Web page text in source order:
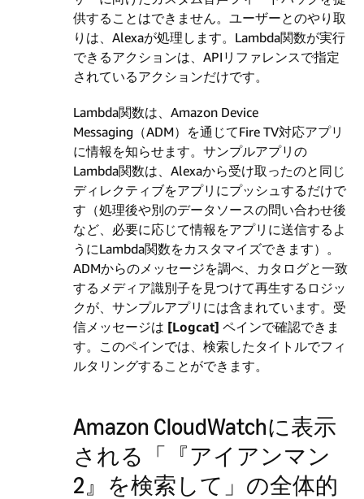
供することはできません。ユーザーとのやり取
りは、Alexaが処理します。Lambda関数が実行
できるアクションは、APIリファレンスで指定
されているアクションだけです。
Lambda関数は、Amazon Device
Messaging（ADM）を通じてFire TV対応アプリ
に情報を知らせます。サンプルアプリの
Lambda関数は、Alexaから受け取ったのと同じ
ディレクティブをアプリにプッシュするだけで
す（処理後や別のデータソースの問い合わせ後
など、必要に応じて情報をアプリに送信するよ
うにLambda関数をカスタマイズできます）。
ADMからのメッセージを調べ、カタログと一致
するメディア識別子を見つけて再生するロジッ
クが、サンプルアプリには含まれています。受
信メッセージは [Logcat] ペインで確認できま
す。このペインでは、検索したタイトルでフィ
ルタリングすることができます。
Amazon CloudWatchに表示
される「『アイアンマン
2』を検索して」の全体的